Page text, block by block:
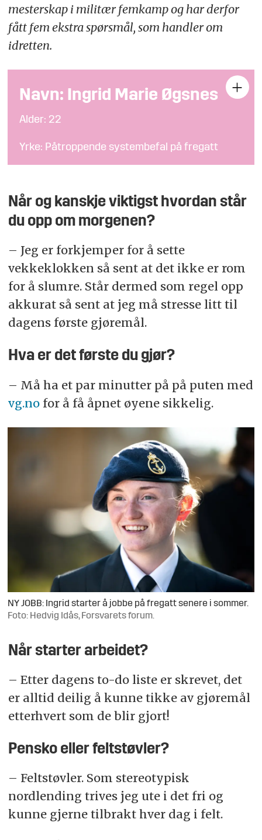
mesterskap i militær femkamp og har derfor
fått fem ekstra spørsmål, som handler om
idretten.
Navn: Ingrid Marie Øgsnes
Alder: 22
Yrke: Påtroppende systembefal på fregatt
Når og kanskje viktigst hvordan står
du opp om morgenen?
– Jeg er forkjemper for å sette
vekkeklokken så sent at det ikke er rom
for å slumre. Står dermed som regel opp
akkurat så sent at jeg må stresse litt til
dagens første gjøremål.
Hva er det første du gjør?
– Må ha et par minutter på på puten med
vg.nofor å få åpnet øyene sikkelig.
NY JOBB: Ingrid starter å jobbe på fregatt senere i sommer.
Foto: Hedvig Idås, Forsvarets forum.
Når starter arbeidet?
– Etter dagens to-do liste er skrevet, det
er alltid deilig å kunne tikke av gjøremål
etterhvert som de blir gjort!
Pensko eller feltstøvler?
– Feltstøvler. Som stereotypisk
nordlending trives jeg ute i det fri og
kunne gjerne tilbrakt hver dag i felt.